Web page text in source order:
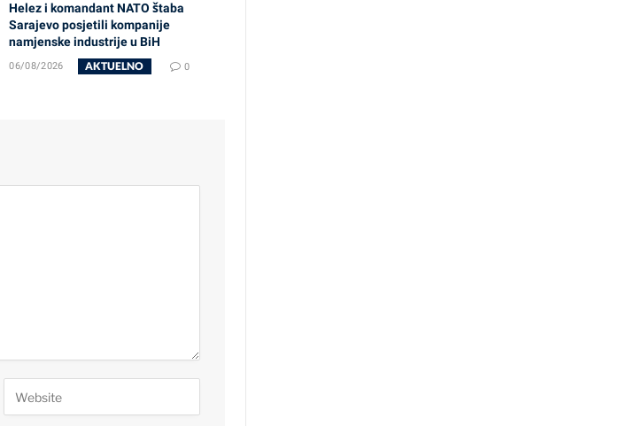
Helez i komandant NATO štaba
Sarajevo posjetili kompanije
namjenske industrije u BiH
06/08/2026 AKTUELNO 0